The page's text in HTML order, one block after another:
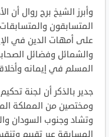
وأبرز الشيخ برج روال أن
على أمهات الدين في
والشمائل وفضائل
المسلم في إيمانه
جدير بالذكر أن لجنة
ومختصين من المملكة
وتشاد وجنوب السودان
المسابقة عبر تقييم